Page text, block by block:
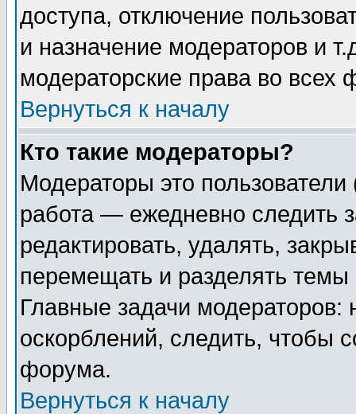
доступа, отключение
и назначение модераторов и
модераторские права во всех
Вернуться к началу
Кто такие модераторы?
Модераторы это
работа — ежедневно следить
редактировать, удалять,
перемещать и разделять
Главные задачи
оскорблений, следить, чтобы
форума.
Вернуться к началу